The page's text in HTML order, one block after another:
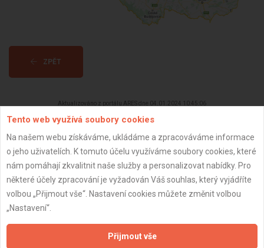
ZPĚT
Aktualizováno z portálu ARES dne 04.01.2024 10:45:06
Důležité informace
Naše firmy a řemeslníci
Zásady pro používání souborů cookie
Obchodní podmínky (zprostředkování)
Tento web využívá soubory cookies
Na našem webu získáváme, ukládáme a zpracováváme informace
o jeho uživatelích. K tomuto účelu využíváme soubory cookies, které
nám pomáhají zkvalitnit naše služby a personalizovat nabídky. Pro
některé účely zpracování je vyžadován Váš souhlas, který vyjádříte
volbou „Přijmout vše“. Nastavení cookies můžete změnit volbou
„Nastavení“.
Přijmout vše